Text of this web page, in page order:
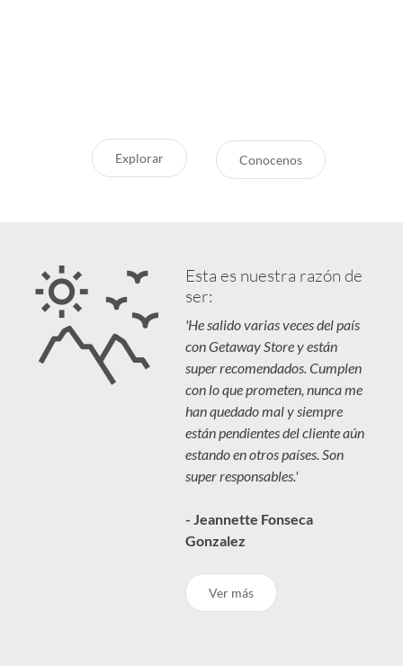
Explorar Conocenos
Esta es nuestra razón de
ser:
'He salido varias veces del país
con Getaway Store y están
super recomendados. Cumplen
con lo que prometen, nunca me
han quedado mal y siempre
están pendientes del cliente aún
estando en otros países. Son
super responsables.'
- Jeannette Fonseca
Gonzalez
Ver más